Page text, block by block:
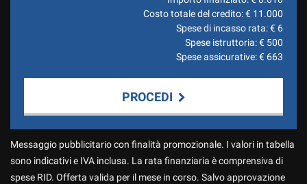
Costo totale del credito: € 11.000
Spese di incasso rata: € 6
Spese istruttoria: € 500
Spese assicurative: € 663
PROCEDI
Contattaci
Messaggio pubblicitario con finalità promozionale. I valori in tabella
sono indicativi e IVA inclusa. La rata finanziaria è comprensiva di
spese RID. Offerta valida per il mese in corso. Salvo approvazione